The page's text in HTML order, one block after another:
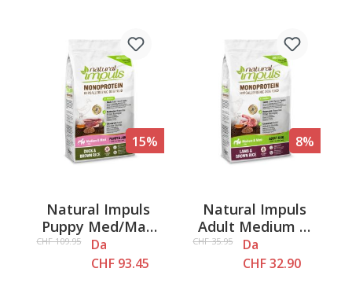
15%
Natural Impuls
Puppy Med/Max
Anatra
CHF 109.95
Da
CHF 93.45
8%
Natural Impuls
Adult Medium &
Maxi - Agnello e
riso integrale
CHF 35.95
Da
CHF 32.90